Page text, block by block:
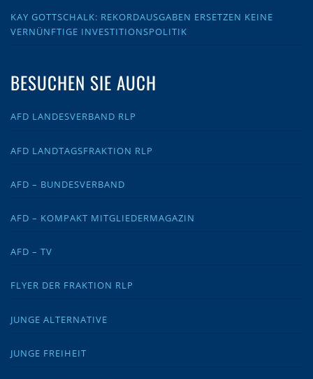
KAY GOTTSCHALK: REKORDAUSGABEN ERSETZEN KEINE
VERNÜNFTIGE INVESTITIONSPOLITIK
BESUCHEN SIE AUCH
AFD LANDESVERBAND RLP
AFD LANDTAGSFRAKTION RLP
AFD – BUNDESVERBAND
AFD – KOMPAKT MITGLIEDERMAGAZIN
AFD – TV
FLYER DER FRAKTION RLP
JUNGE ALTERNATIVE
JUNGE FREIHEIT